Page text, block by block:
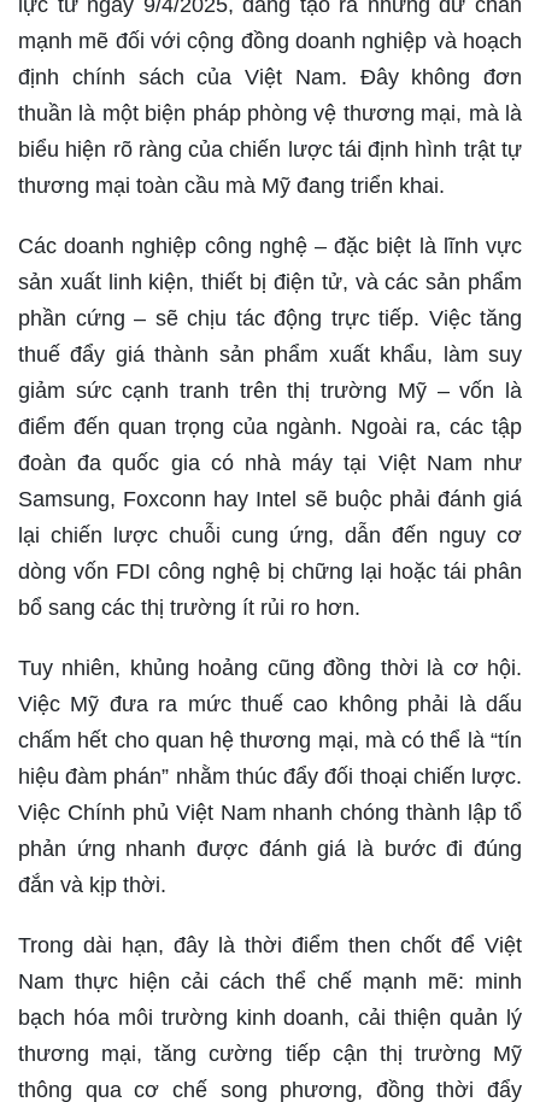
mạnh mẽ đối với cộng đồng doanh nghiệp và hoạch
định chính sách của Việt Nam. Đây không đơn
thuần là một biện pháp phòng vệ thương mại, mà là
biểu hiện rõ ràng của chiến lược tái định hình trật tự
thương mại toàn cầu mà Mỹ đang triển khai.
Các doanh nghiệp công nghệ – đặc biệt là lĩnh vực
sản xuất linh kiện, thiết bị điện tử, và các sản phẩm
phần cứng – sẽ chịu tác động trực tiếp. Việc tăng
thuế đẩy giá thành sản phẩm xuất khẩu, làm suy
giảm sức cạnh tranh trên thị trường Mỹ – vốn là
điểm đến quan trọng của ngành. Ngoài ra, các tập
đoàn đa quốc gia có nhà máy tại Việt Nam như
Samsung, Foxconn hay Intel sẽ buộc phải đánh giá
lại chiến lược chuỗi cung ứng, dẫn đến nguy cơ
dòng vốn FDI công nghệ bị chững lại hoặc tái phân
bổ sang các thị trường ít rủi ro hơn.
Tuy nhiên, khủng hoảng cũng đồng thời là cơ hội.
Việc Mỹ đưa ra mức thuế cao không phải là dấu
chấm hết cho quan hệ thương mại, mà có thể là “tín
hiệu đàm phán” nhằm thúc đẩy đối thoại chiến lược.
Việc Chính phủ Việt Nam nhanh chóng thành lập tổ
phản ứng nhanh được đánh giá là bước đi đúng
đắn và kịp thời.
Trong dài hạn, đây là thời điểm then chốt để Việt
Nam thực hiện cải cách thể chế mạnh mẽ: minh
bạch hóa môi trường kinh doanh, cải thiện quản lý
thương mại, tăng cường tiếp cận thị trường Mỹ
thông qua cơ chế song phương, đồng thời đẩy